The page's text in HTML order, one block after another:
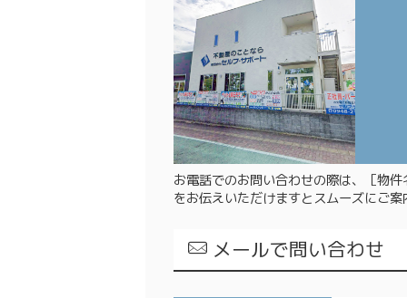
お電話でのお問い合わせの際は、
［物
をお伝えいただけますとスムーズにご
メールで問い合わせ